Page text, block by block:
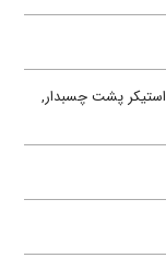
استیکر پشت چسبدار,